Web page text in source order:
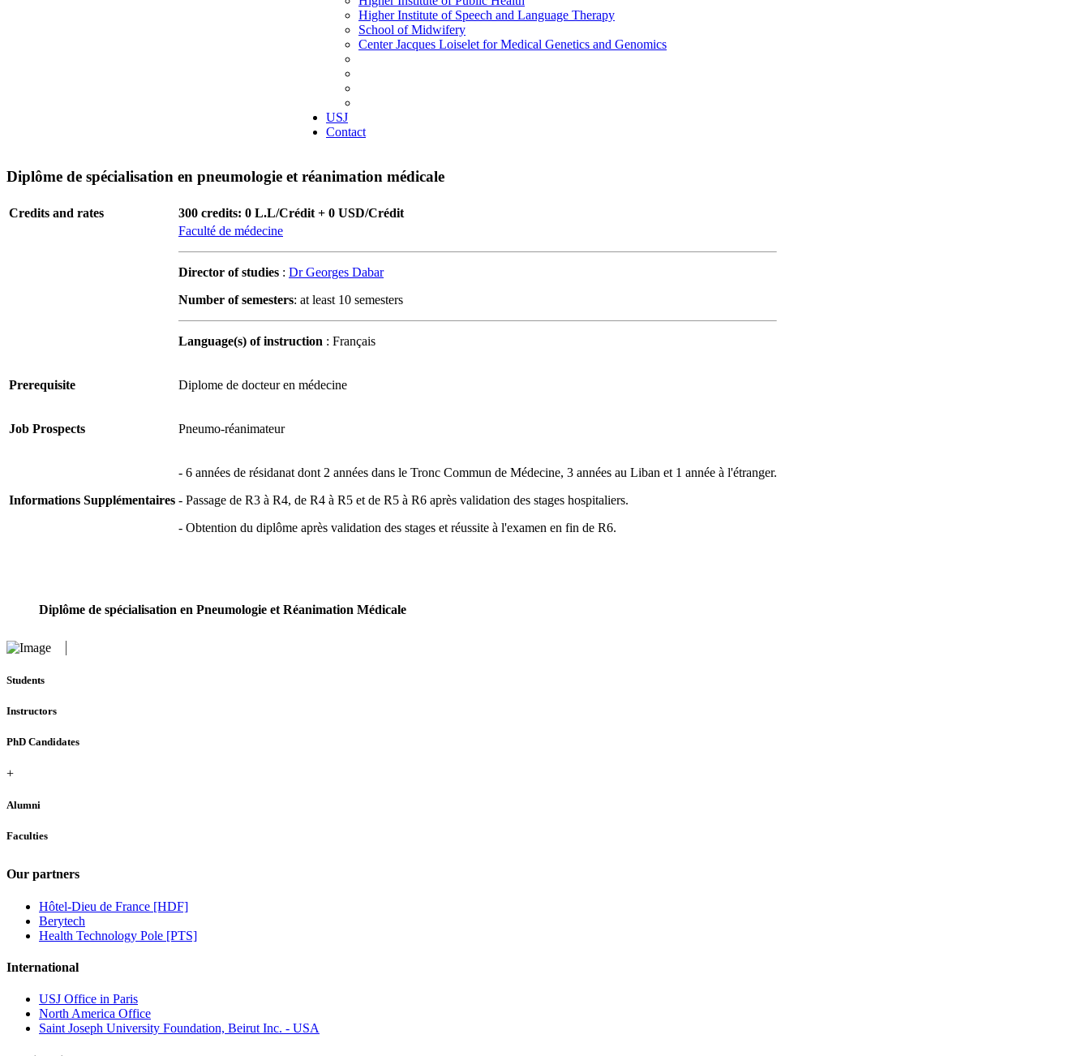
Higher Institute of Speech and Language Therapy
School of Midwifery
Center Jacques Loiselet for Medical Genetics and Genomics
USJ
Contact
Diplôme de spécialisation en pneumologie et réanimation médicale
Credits and rates
300 credits: 0 L.L/Crédit + 0 USD/Crédit
Faculté de médecine
Director of studies : Dr Georges Dabar
Number of semesters: at least 10 semesters
Language(s) of instruction : Français
Prerequisite Diplome de docteur en médecine
Job Prospects Pneumo-réanimateur
Informations Supplémentaires
- 6 années de résidanat dont 2 années dans le Tronc Commun de Médecine, 3 années au Liban et 1 année à l'étranger.
- Passage de R3 à R4, de R4 à R5 et de R5 à R6 après validation des stages hospitaliers.
- Obtention du diplôme après validation des stages et réussite à l'examen en fin de R6.
Diplôme de spécialisation en Pneumologie et Réanimation Médicale
Students
Instructors
PhD Candidates
+
Alumni
Faculties
Our partners
Hôtel-Dieu de France [HDF]
Berytech
Health Technology Pole [PTS]
International
USJ Office in Paris
North America Office
Saint Joseph University Foundation, Beirut Inc. - USA